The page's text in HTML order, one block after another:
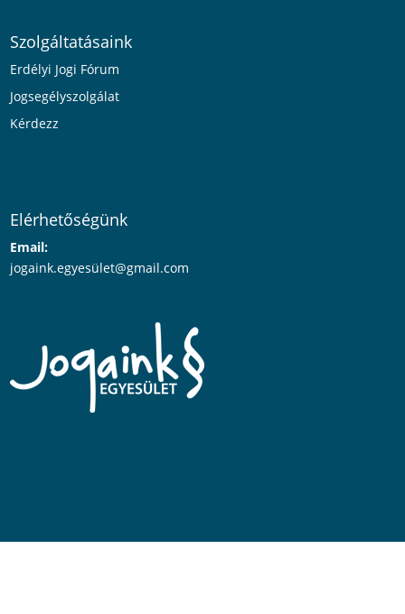
Szolgáltatásaink
Erdélyi Jogi Fórum
Jogsegélyszolgálat
Kérdezz
Elérhetőségünk
Email:
jogaink.egyesület@gmail.com